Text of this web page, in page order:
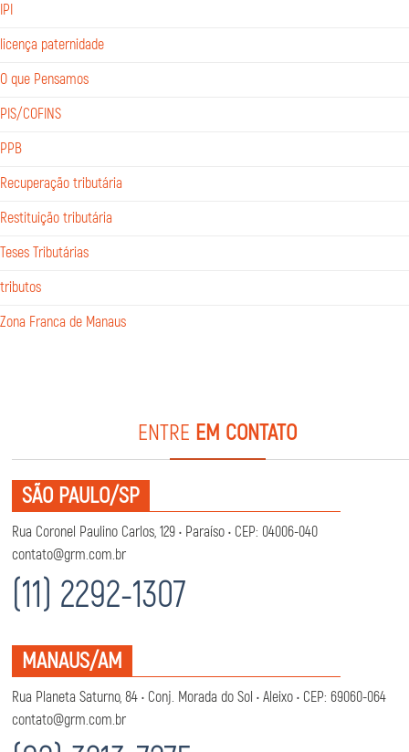
IPI
licença paternidade
O que Pensamos
PIS/COFINS
PPB
Recuperação tributária
Restituição tributária
Teses Tributárias
tributos
Zona Franca de Manaus
ENTRE EM CONTATO
SÃO PAULO/SP
Rua Coronel Paulino Carlos, 129 • Paraíso • CEP: 04006-040
contato@grm.com.br
(11) 2292-1307
MANAUS/AM
Rua Planeta Saturno, 84 • Conj. Morada do Sol • Aleixo • CEP: 69060-064
contato@grm.com.br